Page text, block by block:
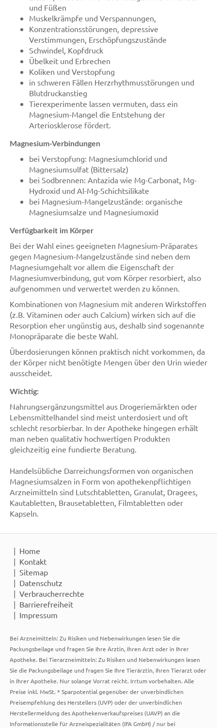
und Füßen
Muskelkrämpfe und Verspannungen,
Konzentrationsstörungen, depressive
Verstimmungen, Erschöpfungszustände
Schwindel, Kopfdruck
Übelkeit und Erbrechen
Koliken und Verstopfung
in schweren Fällen Herzrhythmusstörungen und
Blutdruckanstieg
Tierexperimente lassen vermuten, dass ein
Magnesium-Mangel die Entstehung der
Arteriosklerose fördert.
Magnesium-Verbindungen
bei Verstopfung: Magnesiumchlorid und
Magnesiumsulfat (Bittersalz)
bei Sodbrennen: Antazida wie Mg-Carbonat, Mg-
Hydroxid und Al-Mg-Schichtsilikate
bei Magnesium-Mangelzustände: organische
Magnesiumsalze und Magnesiumoxid
Verfügbarkeit im Körper
Bei der Wahl eines geeigneten Magnesium-Präparates
gegen Magnesium-Mangelzustände sind neben dem
Magnesiumgehalt vor allem die Eigenschaft der
Magnesiumverbindung, gut vom Körper resorbiert, also
aufgenommen und verwertet werden zu können.
Kombinationen von Magnesium mit anderen Wirkstoffen
(z.B. Vitaminen oder auch Calcium) wirken sich auf die
Resorption eher ungünstig aus, deshalb sind sogenannte
Monopräparate die beste Wahl.
Überdosierungen können praktisch nicht vorkommen, da
der Körper nicht benötigte Mengen über den Urin wieder
ausscheidet.
Wichtig:
Nahrungsergänzungsmittel aus Drogeriemärkten oder
Lebensmittelhandel sind meist unterdosiert und oft
schlecht resorbierbar. In der Apotheke hingegen erhält
man neben qualitativ hochwertigen Produkten
gleichzeitig eine fundierte Beratung.
Handelsübliche Darreichungsformen von organischen
Magnesiumsalzen in Form von apothekenpflichtigen
Arzneimitteln sind Lutschtabletten, Granulat, Dragees,
Kautabletten, Brausetabletten, Filmtabletten oder
Kapseln.
Home
Kontakt
Sitemap
Datenschutz
Verbraucherrechte
Barrierefreiheit
Impressum
Bei Arzneimitteln: Zu Risiken und Nebenwirkungen lesen Sie die
Packungsbeilage und fragen Sie Ihre Ärztin, Ihren Arzt oder in Ihrer
Apotheke. Bei Tierarzneimitteln: Zu Risiken und Nebenwirkungen lesen
Sie die Packungsbeilage und fragen Sie Ihre Tierärztin, Ihren Tierarzt oder
in Ihrer Apotheke. Nur solange Vorrat reicht. Irrtum vorbehalten. Alle
Preise inkl. MwSt. * Sparpotential gegenüber der unverbindlichen
Preisempfehlung des Herstellers (UVP) oder der unverbindlichen
Herstellermeldung des Apothekenverkaufspreises (UAVP) an die
Informationsstelle für Arzneispezialitäten (IFA GmbH) / nur bei